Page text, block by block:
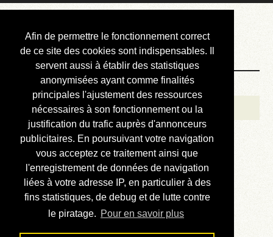
Afin de permettre le fonctionnement correct
de ce site des cookies sont indispensables. Il
servent aussi à établir des statistiques
anonymisées ayant comme finalités
principales l'ajustement des ressources
nécessaires à son fonctionnement ou la
justification du trafic auprès d'annonceurs
publicitaires. En poursuivant votre navigation
vous acceptez ce traitement ainsi que
l'enregistrement de données de navigation
liées à votre adresse IP, en particulier à des
fins statistiques, de debug et de lutte contre
le piratage. Pour en savoir plus
Courbis, « LE »
Blog Officiel
Bienvenue
Réalisations
Divers (et d’été)
Annonces
Liens externes
Téléchargement
Contact